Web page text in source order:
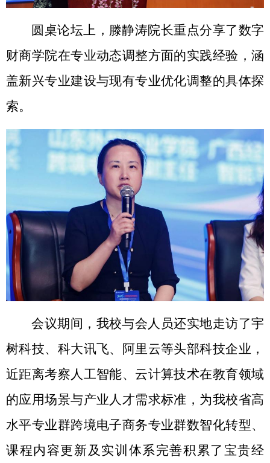
圆桌论坛上，滕静涛院长重点分享了数字
财商学院在专业动态调整方面的实践经验，涵
盖新兴专业建设与现有专业优化调整的具体探
索。
会议期间，我校与会人员还实地走访了宇
树科技、科大讯飞、阿里云等头部科技企业，
近距离考察人工智能、云计算技术在教育领域
的应用场景与产业人才需求标准，为我校省高
水平专业群跨境电子商务专业群数智化转型、
课程内容更新及实训体系完善积累了宝贵经